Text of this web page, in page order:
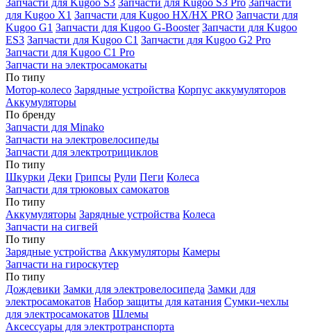
Запчасти для Kugoo S3 Запчасти для Kugoo S3 Pro Запчасти
для Kugoo X1 Запчасти для Kugoo HX/HX PRO Запчасти для
Kugoo G1 Запчасти для Kugoo G-Booster Запчасти для Kugoo
ES3 Запчасти для Kugoo C1 Запчасти для Kugoo G2 Pro
Запчасти для Kugoo C1 Pro
Запчасти на электросамокаты
По типу
Мотор-колесо Зарядные устройства Корпус аккумуляторов
Аккумуляторы
По бренду
Запчасти для Minako
Запчасти на электровелосипеды
Запчасти для электротрициклов
По типу
Шкурки Деки Грипсы Рули Пеги Колеса
Запчасти для трюковых самокатов
По типу
Аккумуляторы Зарядные устройства Колеса
Запчасти на сигвей
По типу
Зарядные устройства Аккумуляторы Камеры
Запчасти на гироскутер
По типу
Дождевики Замки для электровелосипеда Замки для
электросамокатов Набор защиты для катания Сумки-чехлы
для электросамокатов Шлемы
Аксессуары для электротранспорта